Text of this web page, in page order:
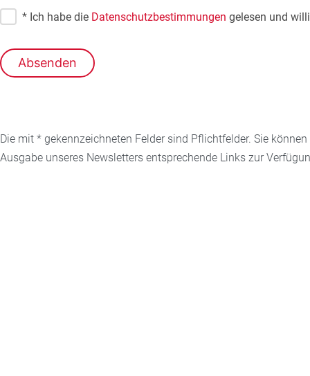
* Ich habe die Datenschutzbestimmungen gelesen und
Absenden
Die mit * gekennzeichneten Felder sind Pflichtfelder. Sie
Ausgabe unseres Newsletters entsprechende Links zur